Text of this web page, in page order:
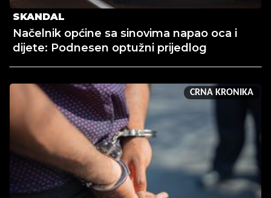
SKANDAL
Načelnik općine sa sinovima napao oca i
dijete: Podnesen optužni prijedlog
CRNA KRONIKA